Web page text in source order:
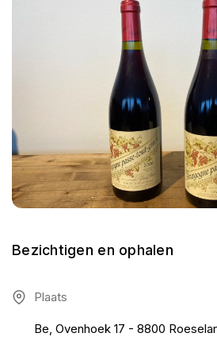
Bezichtigen en ophalen
Plaats
Be, Ovenhoek 17 - 8800